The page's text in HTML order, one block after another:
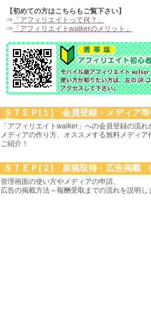
【初めての方はこちらもご覧下さい】
⇒ 「アフィリエイトって何？」
⇒ 「アフィリエイトwalkerのメリット」
ＳＴＥＰ[１] 会員登録・メディア
方）
「アフィリエイトwalker」への会員登録の流れ
メディアの作り方、オススメする無料メディア
ご紹介！
ＳＴＥＰ[２] 原稿取得・広告掲載
管理画面の使い方やメディアの申請、
広告の掲載方法～報酬受取までの流れを説明し